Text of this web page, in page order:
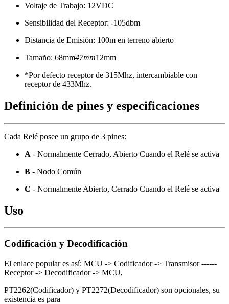
Voltaje de Trabajo: 12VDC
Sensibilidad del Receptor: -105dbm
Distancia de Emisión: 100m en terreno abierto
Tamaño: 68mm47mm12mm
*Por defecto receptor de 315Mhz, intercambiable con
receptor de 433Mhz.
Definición de pines y especificaciones
Cada Relé posee un grupo de 3 pines:
A - Normalmente Cerrado, Abierto Cuando el Relé se activa
B - Nodo Común
C - Normalmente Abierto, Cerrado Cuando el Relé se activa
Uso
Codificación y Decodificación
El enlace popular es así: MCU -> Codificador -> Transmisor ------
Receptor -> Decodificador -> MCU,
PT2262(Codificador) y PT2272(Decodificador) son opcionales, su
existencia es para